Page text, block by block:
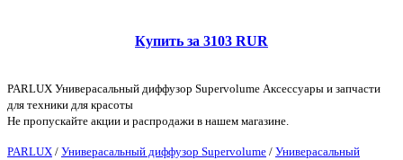
Купить за 3103 RUR
PARLUX Универасальный диффузор Supervolume Аксессуары и запчасти
для техники для красоты
Не пропускайте акции и распродажи в нашем магазине.
PARLUX / Универасальный диффузор Supervolume / Универасальный